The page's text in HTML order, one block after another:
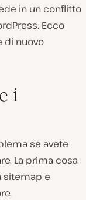
in un conflitto
Ecco
di nuovo
i
se avete
La prima cosa
sitemap e